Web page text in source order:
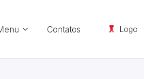
Contatos Logo